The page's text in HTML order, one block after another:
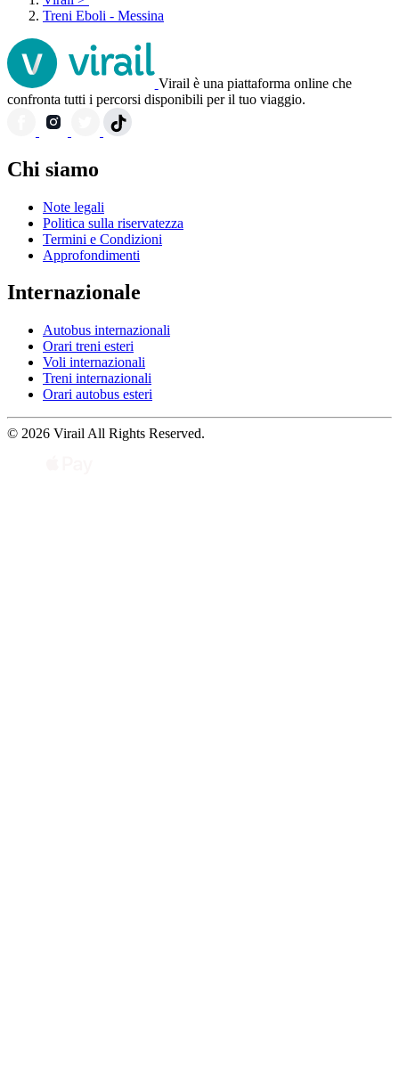
Treni Eboli - Messina
Virail è una piattaforma online che
confronta tutti i percorsi disponibili per il tuo viaggio.
Chi siamo
Note legali
Politica sulla riservatezza
Termini e Condizioni
Approfondimenti
Internazionale
Autobus internazionali
Orari treni esteri
Voli internazionali
Treni internazionali
Orari autobus esteri
© 2026 Virail All Rights Reserved.